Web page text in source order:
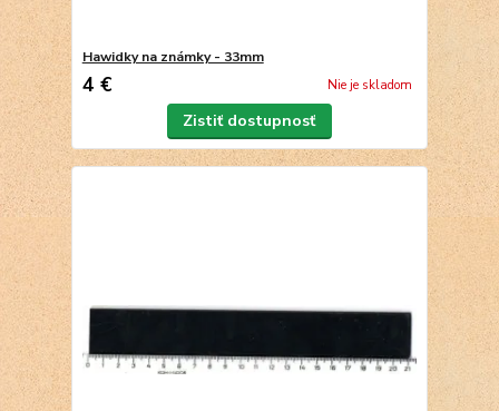
Hawidky na známky - 33mm
4 € Nie je skladom
Zistiť dostupnosť